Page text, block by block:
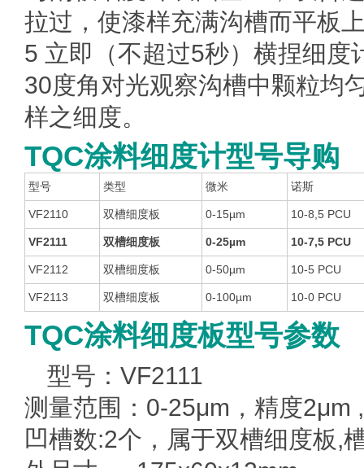
拉过，使漆样充满沟槽而平板
5 立即（不超过5秒）横捏细
30度角对光观察沟槽中颗粒均
样之细度。
TQC涂料细度计型号导购
型号 类型 微米 诺斯
VF2110 双槽细度板 0-15µm 10-8,5 PCU
VF2111 双槽细度板 0-25µm 10-7,5 PCU
VF2112 双槽细度板 0-50µm 10-5 PCU
VF2113 双槽细度板 0-100µm 10-0 PCU
TQC涂料细度板型号参数
型号：VF2111
测量范围：0-25μm，精度2μm
凹槽数:2个，属于双槽细度板,